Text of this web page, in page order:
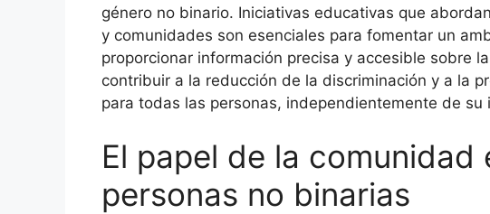
género no binario. Iniciativas educativas que
y comunidades son esenciales para fomentar un
proporcionar información precisa y accesible sobre
contribuir a la reducción de la discriminación y a la
para todas las personas, independientemente de
El papel de la comunidad
personas no binarias